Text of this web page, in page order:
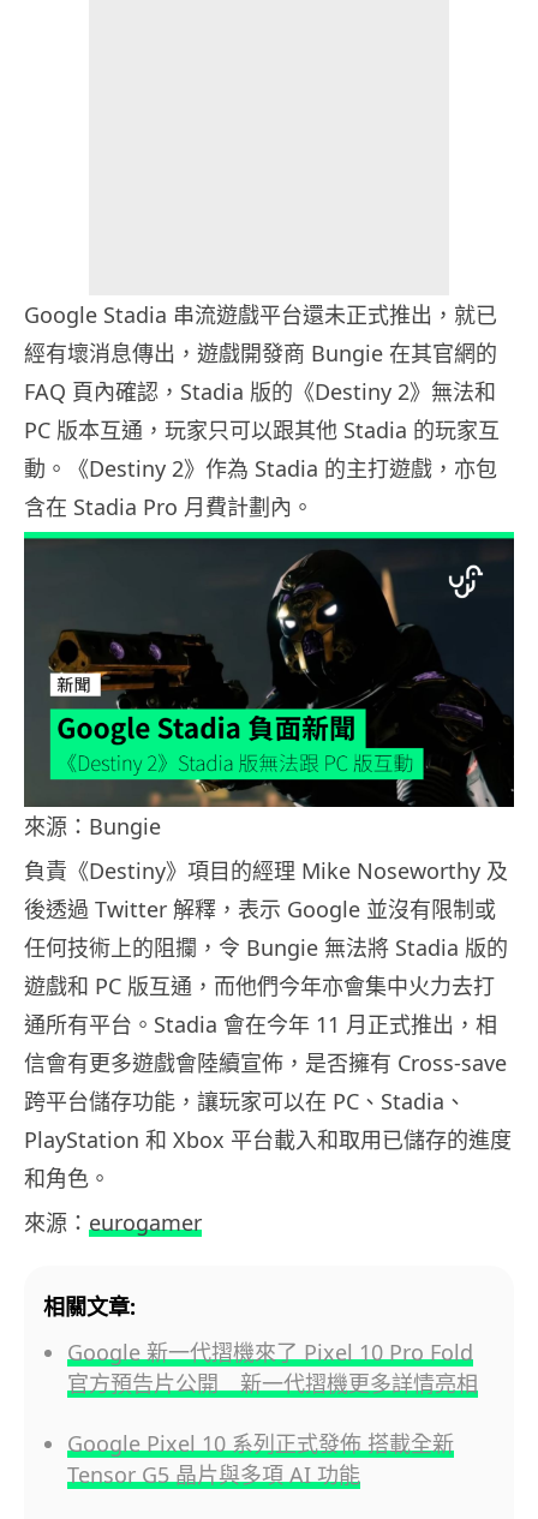
Google Stadia 串流遊戲平台還未正式推出，就已
經有壞消息傳出，遊戲開發商 Bungie 在其官網的
FAQ 頁內確認，Stadia 版的《Destiny 2》無法和
PC 版本互通，玩家只可以跟其他 Stadia 的玩家互
動。《Destiny 2》作為 Stadia 的主打遊戲，亦包
含在 Stadia Pro 月費計劃內。
來源：Bungie
負責《Destiny》項目的經理 Mike Noseworthy 及
後透過 Twitter 解釋，表示 Google 並沒有限制或
任何技術上的阻攔，令 Bungie 無法將 Stadia 版的
遊戲和 PC 版互通，而他們今年亦會集中火力去打
通所有平台。Stadia 會在今年 11 月正式推出，相
信會有更多遊戲會陸續宣佈，是否擁有 Cross-save
跨平台儲存功能，讓玩家可以在 PC、Stadia、
PlayStation 和 Xbox 平台載入和取用已儲存的進度
和角色。
來源： eurogamer
相關文章:
Google 新一代摺機來了 Pixel 10 Pro Fold
官方預告片公開 新一代摺機更多詳情亮相
Google Pixel 10 系列正式發佈 搭載全新
Tensor G5 晶片與多項 AI 功能